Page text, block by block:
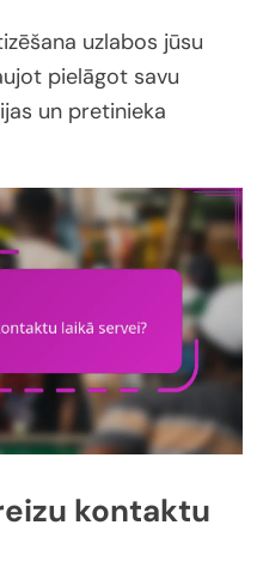
uzlabos jūsu
pielāgot savu
un pretinieka
kontaktu